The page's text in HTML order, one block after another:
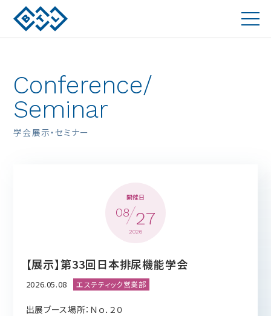
Conference/
Seminar
学会展示・セミナー
開催日
08 27
2026
【展示】第33回日本排尿機能学会
2026.05.08
出展ブース場所：Ｎｏ．２０